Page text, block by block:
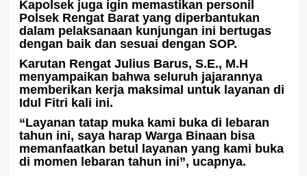
Kapolsek juga igin memastikan personil
Polsek Rengat Barat yang diperbantukan
dalam pelaksanaan kunjungan ini bertugas
dengan baik dan sesuai dengan SOP.
Karutan Rengat Julius Barus, S.E., M.H
menyampaikan bahwa seluruh jajarannya
memberikan kerja maksimal untuk layanan di
Idul Fitri kali ini.
“Layanan tatap muka kami buka di lebaran
tahun ini, saya harap Warga Binaan bisa
memanfaatkan betul layanan yang kami buka
di momen lebaran tahun ini”, ucapnya.